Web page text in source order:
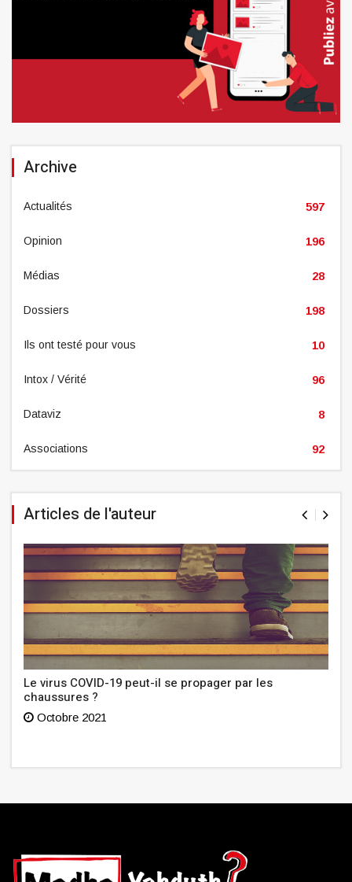
Archive
Actualités 597
Opinion 196
Médias 28
Dossiers 198
Ils ont testé pour vous 10
Intox / Vérité 96
Dataviz 8
Associations 92
Articles de l'auteur
Le virus COVID-19 peut-il se propager par les
chaussures ?
Octobre 2021